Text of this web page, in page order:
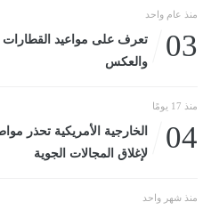
منذ عام واحد
03
تعرف على مواعيد القطارات
والعكس
منذ 17 يومًا
04
الخارجية الأمريكية تحذر
لإغلاق المجالات الجوية
منذ شهر واحد